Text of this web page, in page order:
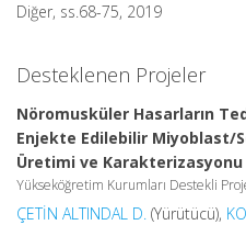
Diğer, ss.68-75, 2019
Desteklenen Projeler
Nöromusküler Hasarların
Enjekte Edilebilir Miyoblast/
Üretimi ve Karakterizasyonu
Yükseköğretim Kurumları Destekli
ÇETİN ALTINDAL D. (Yürütücü),